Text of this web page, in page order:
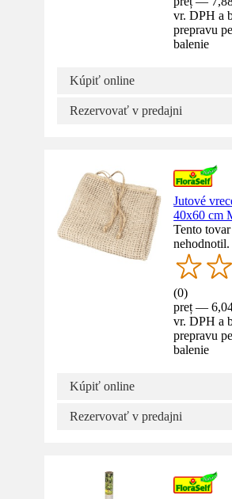
vr. DPH a
prepravu
balenie
Kúpiť online
Rezervovať v predajni
Jutové
40x60 cm
Tento
nehodnotil.
(0)
preț —
vr. DPH a
prepravu
balenie
Kúpiť online
Rezervovať v predajni